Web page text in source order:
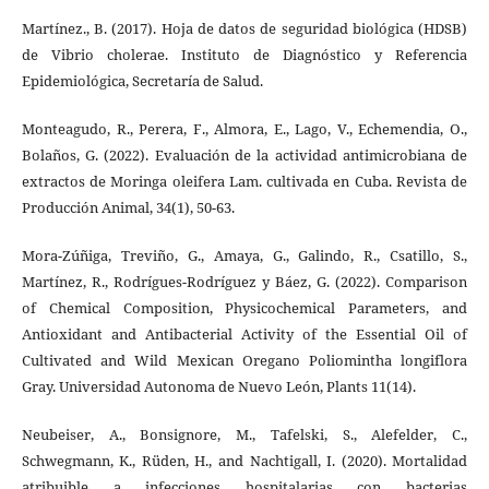
Martínez., B. (2017). Hoja de datos de seguridad biológica (HDSB)
de Vibrio cholerae. Instituto de Diagnóstico y Referencia
Epidemiológica, Secretaría de Salud.
Monteagudo, R., Perera, F., Almora, E., Lago, V., Echemendia, O.,
Bolaños, G. (2022). Evaluación de la actividad antimicrobiana de
extractos de Moringa oleifera Lam. cultivada en Cuba. Revista de
Producción Animal, 34(1), 50-63.
Mora-Zúñiga, Treviño, G., Amaya, G., Galindo, R., Csatillo, S.,
Martínez, R., Rodrígues-Rodríguez y Báez, G. (2022). Comparison
of Chemical Composition, Physicochemical Parameters, and
Antioxidant and Antibacterial Activity of the Essential Oil of
Cultivated and Wild Mexican Oregano Poliomintha longiflora
Gray. Universidad Autonoma de Nuevo León, Plants 11(14).
Neubeiser, A., Bonsignore, M., Tafelski, S., Alefelder, C.,
Schwegmann, K., Rüden, H., and Nachtigall, I. (2020). Mortalidad